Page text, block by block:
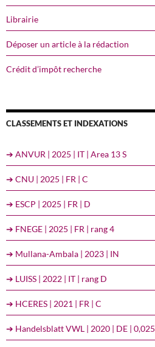
Librairie
Déposer un article à la rédaction
Crédit d’impôt recherche
CLASSEMENTS ET INDEXATIONS
➔ ANVUR | 2025 | IT | Area 13 S
➔ CNU | 2025 | FR | C
➔ ESCP | 2025 | FR | D
➔ FNEGE | 2025 | FR | rang 4
➔ Mullana-Ambala | 2023 | IN
➔ LUISS | 2022 | IT | rang D
➔ HCERES | 2021 | FR | C
➔ Handelsblatt VWL | 2020 | DE | 0,025